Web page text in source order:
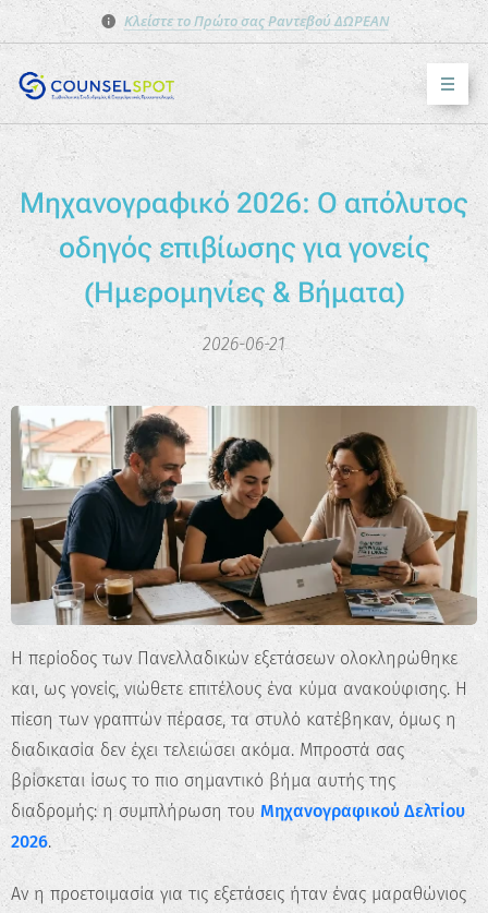
Κλείστε το Πρώτο σας Ραντεβού ΔΩΡΕΑΝ
Μηχανογραφικό 2026: Ο απόλυτος
οδηγός επιβίωσης για γονείς
(Ημερομηνίες & Βήματα)
2026-06-21
Η περίοδος των Πανελλαδικών εξετάσεων ολοκληρώθηκε
και, ως γονείς, νιώθετε επιτέλους ένα κύμα ανακούφισης. Η
πίεση των γραπτών πέρασε, τα στυλό κατέβηκαν, όμως η
διαδικασία δεν έχει τελειώσει ακόμα. Μπροστά σας
βρίσκεται ίσως το πιο σημαντικό βήμα αυτής της
διαδρομής: η συμπλήρωση του Μηχανογραφικού Δελτίου
2026.
Αν η προετοιμασία για τις εξετάσεις ήταν ένας μαραθώνιος